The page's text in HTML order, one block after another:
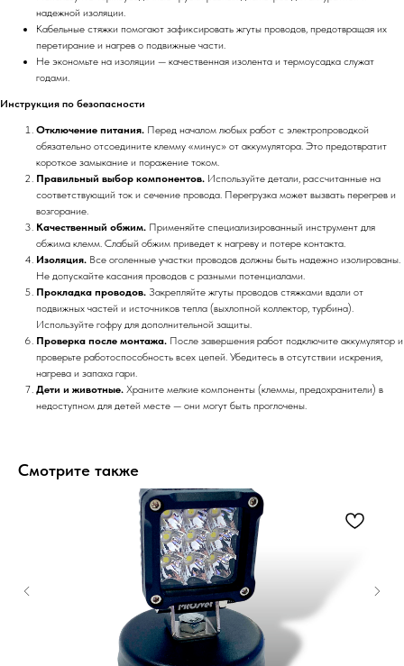
надежной изоляции.
Кабельные стяжки помогают зафиксировать жгуты проводов, предотвращая их
перетирание и нагрев о подвижные части.
Не экономьте на изоляции — качественная изолента и термоусадка служат
годами.
Инструкция по безопасности
Отключение питания. Перед началом любых работ с электропроводкой
обязательно отсоедините клемму «минус» от аккумулятора. Это предотвратит
короткое замыкание и поражение током.
Правильный выбор компонентов. Используйте детали, рассчитанные на
соответствующий ток и сечение провода. Перегрузка может вызвать перегрев и
возгорание.
Качественный обжим. Применяйте специализированный инструмент для
обжима клемм. Слабый обжим приведет к нагреву и потере контакта.
Изоляция. Все оголенные участки проводов должны быть надежно изолированы.
Не допускайте касания проводов с разными потенциалами.
Прокладка проводов. Закрепляйте жгуты проводов стяжками вдали от
подвижных частей и источников тепла (выхлопной коллектор, турбина).
Используйте гофру для дополнительной защиты.
Проверка после монтажа. После завершения работ подключите аккумулятор и
проверьте работоспособность всех цепей. Убедитесь в отсутствии искрения,
нагрева и запаха гари.
Дети и животные. Храните мелкие компоненты (клеммы, предохранители) в
недоступном для детей месте — они могут быть проглочены.
Смотрите также